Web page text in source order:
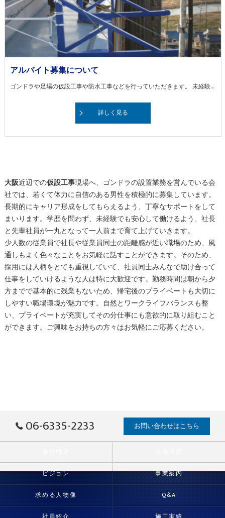
アルバイト募集について
ゴンドラや足場の仮設工事や防水工事などを行っていただきます。 未経験の方でもまずは各種業務のサポートから始めていただき、少しずつレベルアップしていただきます。 当社スタッフがきっちりフォローしますので、ご心配はいりません。
詳しく見る
大阪近辺での仮設工事現場へ、ゴンドラの設置業務を営んでいる会
社では、若くて体力に自信のある男性を積極的に募集しています。
長期的にキャリア形成をしてもらえるよう、丁寧なサポートをして
まいります。学歴を問わず、未経験でも安心して働けるよう、社長
と先輩社員が一丸となって一人前まで育て上げていきます。
少人数の従業員で社長や従業員同士の距離感が近い職場のため、風
通しもよく色々なことをお気軽に話すことができます。そのため、
採用には人柄をとても重視していて、社員同士みんなで助け合って
仕事をしていけるような人は特に大歓迎です。勤務時間は朝から夕
方までで基本的に残業もないため、帰宅後のプライベートも大切に
しやすい職場環境が魅力です。自然とワークライフバランスも整
い、プライベートが充実してその分仕事にも意欲的に取り組むこと
ができます。ご興味をお持ちの方々はお気軽にご応募ください。
06-6335-2233 お問い合わせはこちら
ビジョン 事業案内
求める人物像 Q&A